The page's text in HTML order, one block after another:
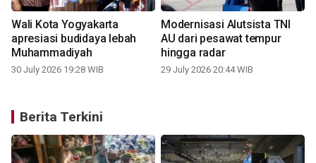
Wali Kota Yogyakarta
apresiasi budidaya lebah
Muhammadiyah
30 July 2026 19:28 WIB
Modernisasi Alutsista TNI
AU dari pesawat tempur
hingga radar
29 July 2026 20:44 WIB
Berita Terkini